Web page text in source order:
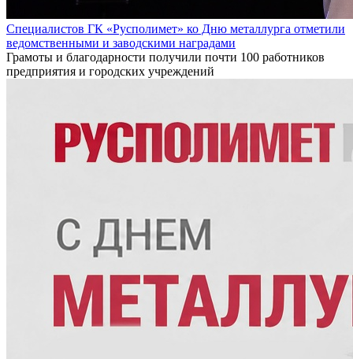
Специалистов ГК «Русполимет» ко Дню металлурга отметили
ведомственными и заводскими наградами
Грамоты и благодарности получили почти 100 работников
предприятия и городских учреждений